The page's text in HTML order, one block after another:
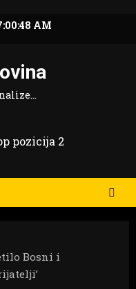
AM
Bosni i